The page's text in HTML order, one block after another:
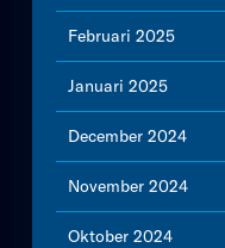
Februari 2025
Januari 2025
December 2024
November 2024
Oktober 2024